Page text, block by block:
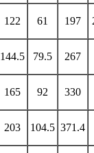
122 61 197
144.5 79.5 267
165 92 330
203 104.5 371.4